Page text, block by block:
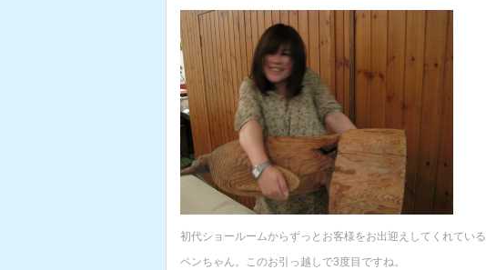
初代ショールームからずっとお客様をお出迎えしてくれている
ペンちゃん。このお引っ越しで3度目ですね。